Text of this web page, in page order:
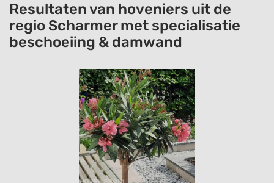
Resultaten van hoveniers uit de
regio Scharmer met specialisatie
beschoeiing & damwand